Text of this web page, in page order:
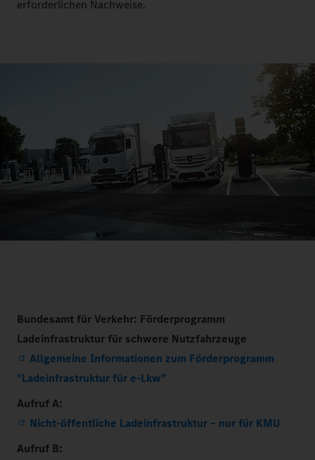
erforderlichen Nachweise.
Bundesamt für Verkehr: Förderprogramm
Ladeinfrastruktur für schwere Nutzfahrzeuge
Allgemeine Informationen zum Förderprogramm
"Ladeinfrastruktur für e-Lkw"
Aufruf A:
Nicht-öffentliche Ladeinfrastruktur – nur für KMU
Aufruf B: